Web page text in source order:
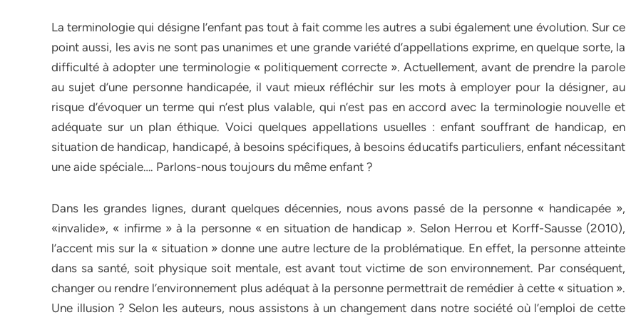
La terminologie qui désigne l’enfant pas tout à fait comme les autres a subi également une évolution. Sur ce
point aussi, les avis ne sont pas unanimes et une grande variété d’appellations exprime, en quelque sorte, la
difficulté à adopter une terminologie « politiquement correcte ». Actuellement, avant de prendre la parole
au sujet d’une personne handicapée, il vaut mieux réfléchir sur les mots à employer pour la désigner, au
risque d’évoquer un terme qui n’est plus valable, qui n’est pas en accord avec la terminologie nouvelle et
adéquate sur un plan éthique. Voici quelques appellations usuelles : enfant souffrant de handicap, en
situation de handicap, handicapé, à besoins spécifiques, à besoins éducatifs particuliers, enfant nécessitant
une aide spéciale…. Parlons-nous toujours du même enfant ?
Dans les grandes lignes, durant quelques décennies, nous avons passé de la personne « handicapée »,
«invalide», « infirme » à la personne « en situation de handicap ». Selon Herrou et Korff-Sausse (2010),
l’accent mis sur la « situation » donne une autre lecture de la problématique. En effet, la personne atteinte
dans sa santé, soit physique soit mentale, est avant tout victime de son environnement. Par conséquent,
changer ou rendre l’environnement plus adéquat à la personne permettrait de remédier à cette « situation ».
Une illusion ? Selon les auteurs, nous assistons à un changement dans notre société où l’emploi de cette